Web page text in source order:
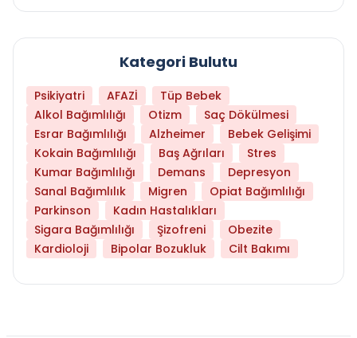
Kategori Bulutu
Psikiyatri AFAZİ
Tüp Bebek
Alkol Bağımlılığı
Otizm
Saç Dökülmesi
Esrar Bağımlılığı
Alzheimer
Bebek Gelişimi
Kokain Bağımlılığı
Baş Ağrıları
Stres
Kumar Bağımlılığı
Demans
Depresyon
Sanal Bağımlılık
Migren
Opiat Bağımlılığı
Parkinson
Kadın Hastalıkları
Sigara Bağımlılığı
Şizofreni
Obezite
Kardioloji
Bipolar Bozukluk Cilt Bakımı